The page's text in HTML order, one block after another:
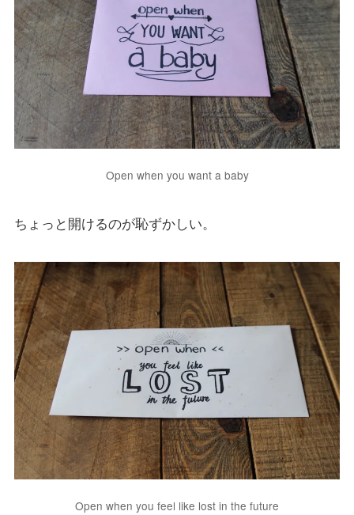
Open when you want a baby
ちょっと開けるのが恥ずかしい。
Open when you feel like lost in the future